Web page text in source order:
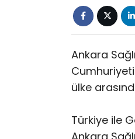
Ankara
ülke
Türkiye ile